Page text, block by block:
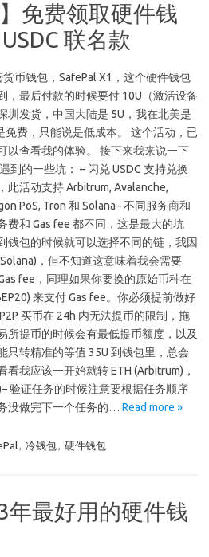
免费领取硬件钱
联名款
币钱包，SafePal X1，这个硬件钱包
，最后付款的时候要付 10U（激活设备
圳发货，中国大陆是 5U，我在北美是
免费，只能说是低成本。 这个活动，已
以查看我的体验。 接下来我来说一下
到的一些坑： – 闪兑 USDC 支持兑换
此活动支持 Arbitrum, Avalanche,
PoS, Tron 和 Solana– 不同服务商和
费和 Gas fee 都不同，这是最大的坑
钱包的时候就可以选择不同的链，我因
，但不知道这意味着我会需要
fee，同理如果你要换的原始币种在
来支付 Gas fee。你必须提前做好
买币在 24h 内无法提币的限制，拖
所提币的时候会有最低提币额度，以及
只转精准的等值 35U 到钱包里，总会
我应该一开始就转 ETH (Arbitrum)，
验证任务的时候注意要根据任务顺序
没做完下一个任务的… Read more »
, 冷钱包, 硬件钱包
年最好用的硬件钱